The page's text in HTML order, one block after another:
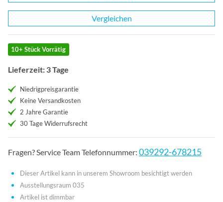
Vergleichen
10+ Stück Vorrätig
Lieferzeit: 3 Tage
Niedrigpreisgarantie
Keine Versandkosten
2 Jahre Garantie
30 Tage Widerrufsrecht
Fragen? Service Team Telefonnummer: 039292-678215
Dieser Artikel kann in unserem Showroom besichtigt werden
Ausstellungsraum 035
Artikel ist dimmbar